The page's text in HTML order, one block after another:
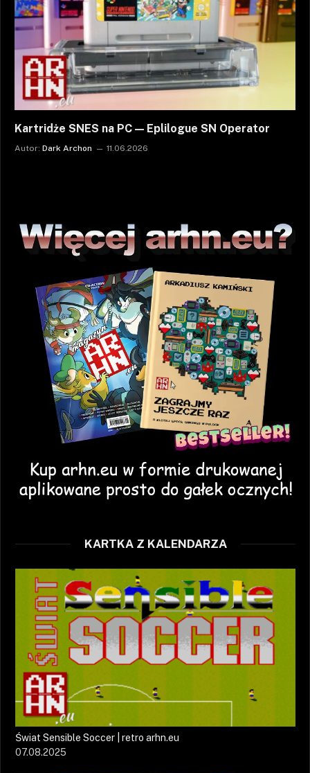
Kartridże SNES na PC — Eplilogue SN Operator
Autor: Dark Archon 11.06.2026
KARTKA Z KALENDARZA
Świat Sensible Soccer | retro arhn.eu
07.08.2025